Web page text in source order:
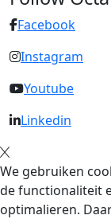
Facebook
Instagram
Youtube
Linkedin
We gebruiken
de functionaliteit
optimalieren.